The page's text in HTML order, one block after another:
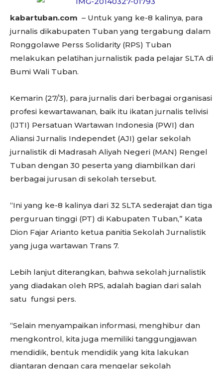
kabartuban.com – Untuk yang ke-8 kalinya, para
jurnalis dikabupaten Tuban yang tergabung dalam
Ronggolawe Perss Solidarity (RPS) Tuban
melakukan pelatihan jurnalistik pada pelajar SLTA di
Bumi Wali Tuban.
Kemarin (27/3), para jurnalis dari berbagai organisasi
profesi kewartawanan, baik itu ikatan jurnalis telivisi
(IJTI) Persatuan Wartawan Indonesia (PWI) dan
Aliansi Jurnalis Independet (AJI) gelar sekolah
jurnalistik di Madrasah Aliyah Negeri (MAN) Rengel
Tuban dengan 30 peserta yang diambilkan dari
berbagai jurusan di sekolah tersebut.
“Ini yang ke-8 kalinya dari 32 SLTA sederajat dan tiga
perguruan tinggi (PT) di Kabupaten Tuban,” Kata
Dion Fajar Arianto ketua panitia Sekolah Jurnalistik
yang juga wartawan Trans 7.
Lebih lanjut diterangkan, bahwa sekolah jurnalistik
yang diadakan oleh RPS, adalah bagian dari salah
satu fungsi pers.
“Selain menyampaikan informasi, menghibur dan
mengkontrol, kita juga memiliki tanggungjawan
mendidik, bentuk mendidik yang kita lakukan
diantaran dengan cara mengelar sekolah